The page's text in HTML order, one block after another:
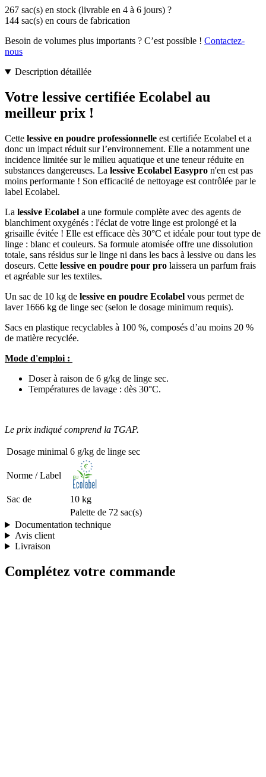
267 sac(s) en stock (livrable en 4 à 6 jours) ?
144 sac(s) en cours de fabrication
Besoin de volumes plus importants ? C’est possible ! Contactez-
nous
Description détaillée
Votre lessive certifiée Ecolabel au
meilleur prix !
Cette lessive en poudre professionnelle est certifiée Ecolabel et a
donc un impact réduit sur l’environnement. Elle a notamment une
incidence limitée sur le milieu aquatique et une teneur réduite en
substances dangereuses. La lessive Ecolabel Easypro n'en est pas
moins performante ! Son efficacité de nettoyage est contrôlée par le
label Ecolabel.
La lessive Ecolabel a une formule complète avec des agents de
blanchiment oxygénés : l'éclat de votre linge est prolongé et la
grisaille évitée ! Elle est efficace dès 30°C et idéale pour tout type de
linge : blanc et couleurs. Sa formule atomisée offre une dissolution
totale, sans résidus sur le linge ni dans les bacs à lessive ou dans les
doseurs. Cette lessive en poudre pour pro laissera un parfum frais
et agréable sur les textiles.
Un sac de 10 kg de lessive en poudre Ecolabel vous permet de
laver 1666 kg de linge sec (selon le dosage minimum requis).
Sacs en plastique recyclables à 100 %, composés d’au moins 20 %
de matière recyclée.
Mode d'emploi :
Doser à raison de 6 g/kg de linge sec.
Températures de lavage : dès 30°C.
Le prix indiqué comprend la TGAP.
Dosage minimal 6 g/kg de linge sec
Norme / Label
Sac de
10 kg
Palette de 72 sac(s)
Documentation technique
Avis client
Livraison
Complétez votre commande